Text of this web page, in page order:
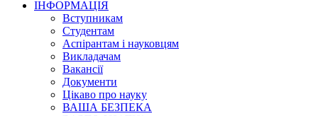
ІНФОРМАЦІЯ
Вступникам
Студентам
Аспірантам і науковцям
Викладачам
Вакансії
Документи
Цікаво про науку
ВАША БЕЗПЕКА